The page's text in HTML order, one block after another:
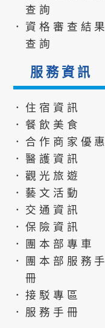
查詢
．資格審查結果
查詢
服務資訊
．住宿資訊
．餐飲美食
．合作商家優惠
．醫護資訊
．觀光旅遊
．藝文活動
．交通資訊
．保險資訊
．團本部專車
．團本部服務手
冊
．接駁專區
．服務手冊